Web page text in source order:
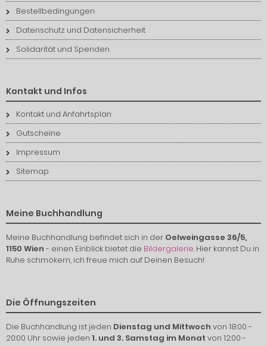
Bestellbedingungen
Datenschutz und Datensicherheit
Solidarität und Spenden
Kontakt und Infos
Kontakt und Anfahrtsplan
Gutscheine
Impressum
Sitemap
Meine Buchhandlung
Meine Buchhandlung befindet sich in der Oelweingasse 36/5,
1150 Wien- einen Einblick bietet die Bildergalerie. Hier kannst Du in
Ruhe schmökern, ich freue mich auf Deinen Besuch!
Die Öffnungszeiten
Die Buchhandlung ist jeden Dienstag und Mittwoch von 18:00 -
20:00 Uhr sowie jeden 1. und 3. Samstag im Monat von 12:00 -